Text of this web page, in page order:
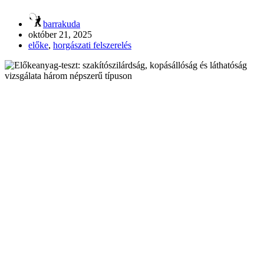
barrakuda
október 21, 2025
előke, horgászati felszerelés